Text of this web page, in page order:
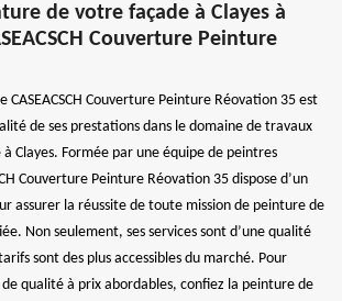
de votre façade à Clayes à
Couverture Peinture
CASEACSCH Couverture Peinture Réovation 35 est
de ses prestations dans le domaine de travaux
Clayes. Formée par une équipe de peintres
Couverture Peinture Réovation 35 dispose d’un
assurer la réussite de toute mission de peinture de
Non seulement, ses services sont d’une qualité
sont des plus accessibles du marché. Pour
qualité à prix abordables, confiez la peinture de